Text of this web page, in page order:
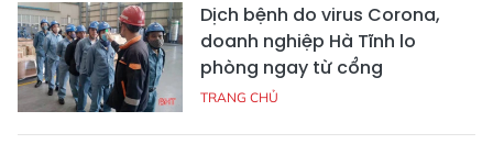
Dịch bệnh do virus Corona,
doanh nghiệp Hà Tĩnh lo
phòng ngay từ cổng
TRANG CHỦ